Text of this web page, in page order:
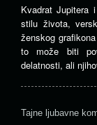
Kvadrat Jupitera
stilu života,
ženskog
to može biti
delatnosti, ali
Tajne ljubavne